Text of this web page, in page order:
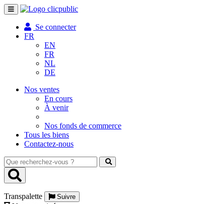
Toggle
navigation
Se connecter
FR
EN
FR
NL
DE
Nos ventes
En cours
À venir
Nos fonds de commerce
Tous les biens
Contactez-nous
Que
recherchez-
vous
Transpalette
Suivre